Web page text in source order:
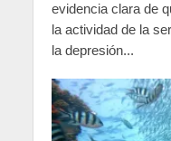
evidencia clara de
la actividad de la
la depresión...